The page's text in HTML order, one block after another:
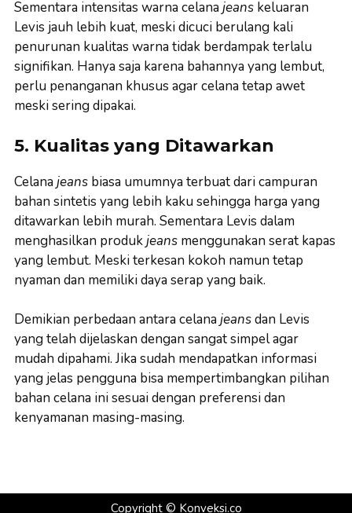
Sementara intensitas warna celana jeans keluaran
Levis jauh lebih kuat, meski dicuci berulang kali
penurunan kualitas warna tidak berdampak terlalu
signifikan. Hanya saja karena bahannya yang lembut,
perlu penanganan khusus agar celana tetap awet
meski sering dipakai.
5. Kualitas yang Ditawarkan
Celana jeans biasa umumnya terbuat dari campuran
bahan sintetis yang lebih kaku sehingga harga yang
ditawarkan lebih murah. Sementara Levis dalam
menghasilkan produkjeans menggunakan serat kapas
yang lembut. Meski terkesan kokoh namun tetap
nyaman dan memiliki daya serap yang baik.
Demikian perbedaan antara celana jeansdan Levis
yang telah dijelaskan dengan sangat simpel agar
mudah dipahami. Jika sudah mendapatkan informasi
yang jelas pengguna bisa mempertimbangkan pilihan
bahan celana ini sesuai dengan preferensi dan
kenyamanan masing-masing.
Copyright © Konveksi.co